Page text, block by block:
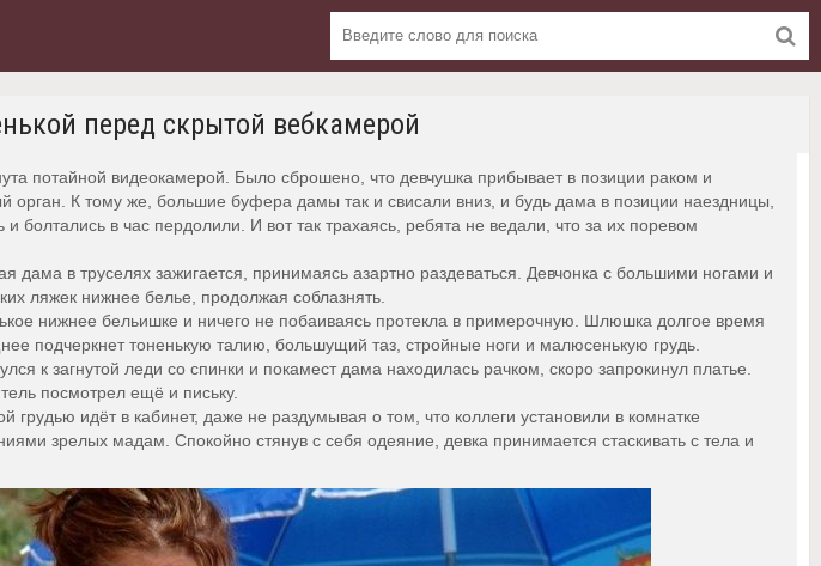
перед скрытой вебкамерой
потайной видеокамерой. Было сброшено, что девчушка прибывает в позиции раком и
орган. К тому же, большие буфера дамы так и свисали вниз, и будь дама в позиции наездницы,
болтались в час пердолили. И вот так трахаясь, ребята не ведали, что за их поревом
в труселях зажигается, принимаясь азартно раздеваться. Девчонка с большими ногами и
ляжек нижнее белье, продолжая соблазнять.
нижнее бельишке и ничего не побаиваясь протекла в примерочную. Шлюшка долгое время
подчеркнет тоненькую талию, большущий таз, стройные ноги и малюсенькую грудь.
к загнутой леди со спинки и покамест дама находилась рачком, скоро запрокинул платье.
посмотрел ещё и письку.
грудью идёт в кабинет, даже не раздумывая о том, что коллеги установили в комнатке
зрелых мадам. Спокойно стянув с себя одеяние, девка принимается стаскивать с тела и